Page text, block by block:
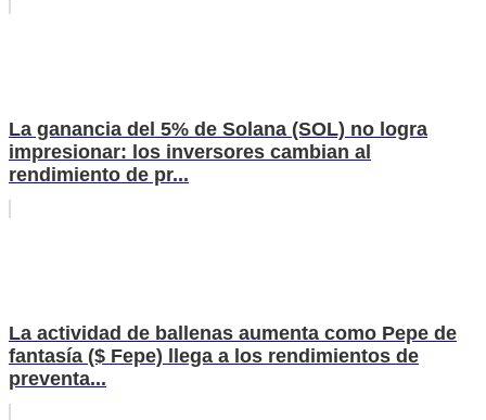
La ganancia del 5% de Solana (SOL) no logra
impresionar: los inversores cambian al
rendimiento de pr...
La actividad de ballenas aumenta como Pepe de
fantasía ($ Fepe) llega a los rendimientos de
preventa...